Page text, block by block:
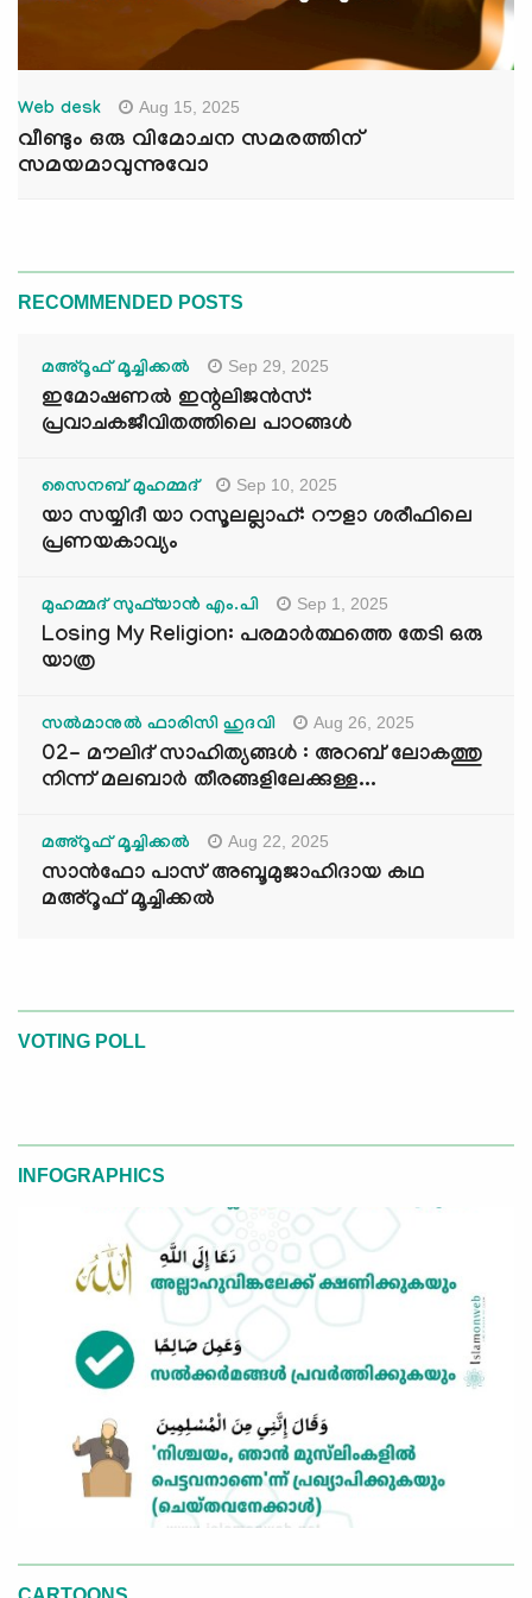
Web desk Aug 15, 2025
വീണ്ടും ഒരു വിമോചന സമരത്തിന്
സമയമാവുന്നുവോ
RECOMMENDED POSTS
മഅ്റൂഫ് മൂച്ചിക്കല്‍ Sep 29, 2025
ഇമോഷണൽ ഇന്റലിജൻസ്:
പ്രവാചകജീവിതത്തിലെ പാഠങ്ങൾ
സൈനബ് മുഹമ്മദ് Sep 10, 2025
യാ സയ്യിദീ യാ റസൂലല്ലാഹ്: റൗളാ ശരീഫിലെ
പ്രണയകാവ്യം
മുഹമ്മദ് സുഫ്‌യാൻ എം.പി Sep 1, 2025
Losing My Religion: പരമാർത്ഥത്തെ തേടി ഒരു
യാത്ര
സൽമാനുൽ ഫാരിസി ഹുദവി Aug 26, 2025
02- മൗലിദ് സാഹിത്യങ്ങൾ : അറബ് ലോകത്തു
നിന്ന് മലബാർ തീരങ്ങളിലേക്കുള്ള...
മഅ്റൂഫ് മൂച്ചിക്കല്‍ Aug 22, 2025
സാൻഫോ പാസ് അബൂമുജാഹിദായ കഥ
മഅ്റൂഫ് മൂച്ചിക്കല്‍
VOTING POLL
INFOGRAPHICS